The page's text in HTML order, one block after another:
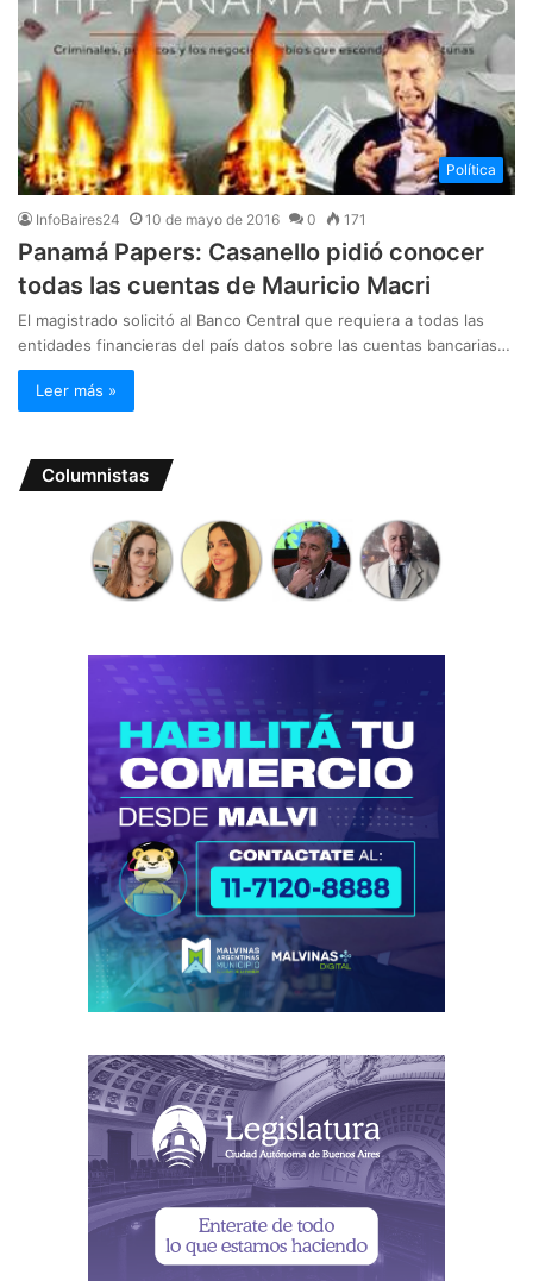
Política
InfoBaires24 10 de mayo de 2016 0 171
Panamá Papers: Casanello pidió conocer
todas las cuentas de Mauricio Macri
El magistrado solicitó al Banco Central que requiera a todas las
entidades financieras del país datos sobre las cuentas bancarias…
Leer más »
Columnistas